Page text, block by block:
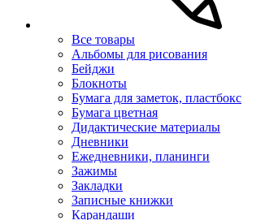
Все товары
Альбомы для рисования
Бейджи
Блокноты
Бумага для заметок, пластбокс
Бумага цветная
Дидактические материалы
Дневники
Ежедневники, планинги
Зажимы
Закладки
Записные книжки
Карандаши